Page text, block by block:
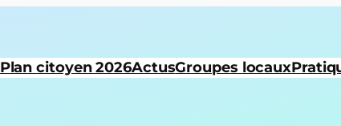
Plan citoyen 2026ActusGroupes locaux